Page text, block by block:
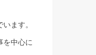
ます。
を中心に